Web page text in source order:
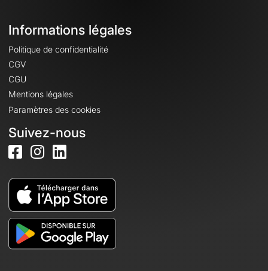
Informations légales
Politique de confidentialité
CGV
CGU
Mentions légales
Paramètres des cookies
Suivez-nous